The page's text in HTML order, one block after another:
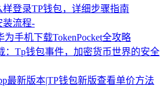
登录TP钱包，详细步骤指南
装流程-
为手机下载TokenPocket全攻略
：Tp钱包事件，加密货币世界的安全
最新版本|TP钱包新版查看单价方法